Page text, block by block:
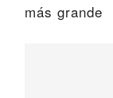
más grande